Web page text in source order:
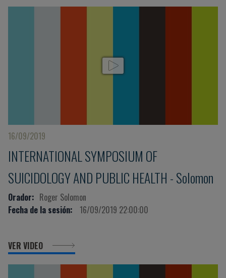
16/09/2019
INTERNATIONAL SYMPOSIUM OF
SUICIDOLOGY AND PUBLIC HEALTH - Solomon
Orador: Roger Solomon
Fecha de la sesión:
16/09/2019 22:00:00
VER VIDEO